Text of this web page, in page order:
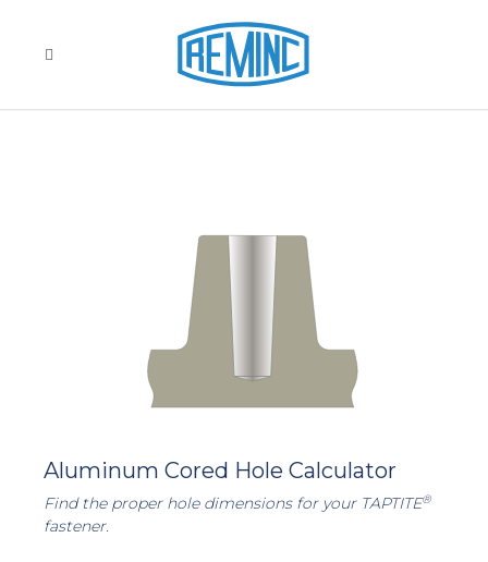
Aluminum Cored Hole Calculator
Find the proper hole dimensions for your TAPTITE®
fastener.